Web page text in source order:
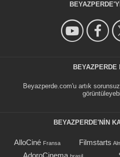
BEYAZPERDE
Beyazperde.com'u artık
BEYAZPERDE'NIN
AlloCiné Fransa Filmstarts